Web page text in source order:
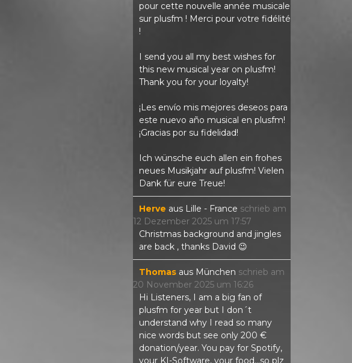
pour cette nouvelle année musicale
sur plusfm ! Merci pour votre fidélité
!
I send you all my best wishes for
this new musical year on plusfm!
Thank you for your loyalty!
¡Les envío mis mejores deseos para
este nuevo año musical en plusfm!
¡Gracias por su fidelidad!
Ich wünsche euch allen ein frohes
neues Musikjahr auf plusfm! Vielen
Dank für eure Treue!
Herve aus Lille - France schrieb am
12 Dezember 2025 um 17:57
Christmas background and jingles
are back , thanks David 😉
Thomas aus München schrieb am
20 November 2025 um 16:26
Hi Listeners, I am a big fan of
plusfm for year but I don´t
understand why I read so many
nice words but see only 200 €
donation/year. You pay for Spotify,
your KI-Software, your food...so plz